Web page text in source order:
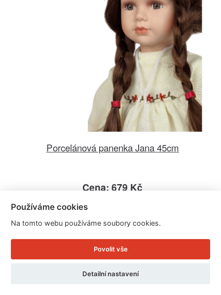
Porcelánová panenka Jana 45cm
Cena: 679 Kč
Doručíme do: 10.8.
Používáme cookies
Na tomto webu používáme soubory cookies.
Povolit vše
Detailní nastavení